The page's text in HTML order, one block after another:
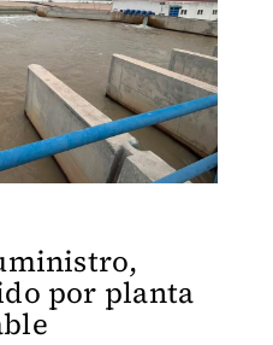
por planta